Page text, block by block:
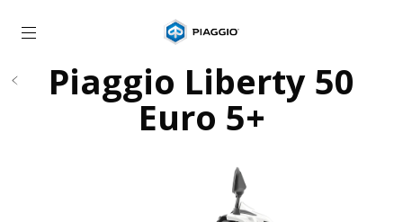
Idite na glavni sadržaj
Piaggio Liberty 50
Euro 5+